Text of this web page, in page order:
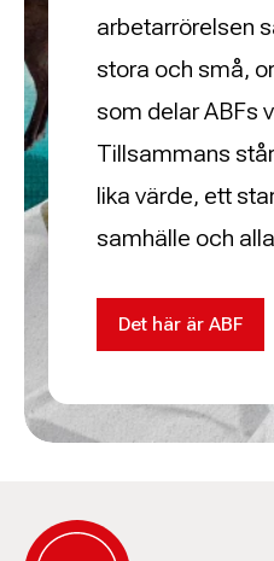
arbetarrörelsen
stora och små,
som delar ABFs
Tillsammans
lika värde, ett
samhälle och
Det här är ABF